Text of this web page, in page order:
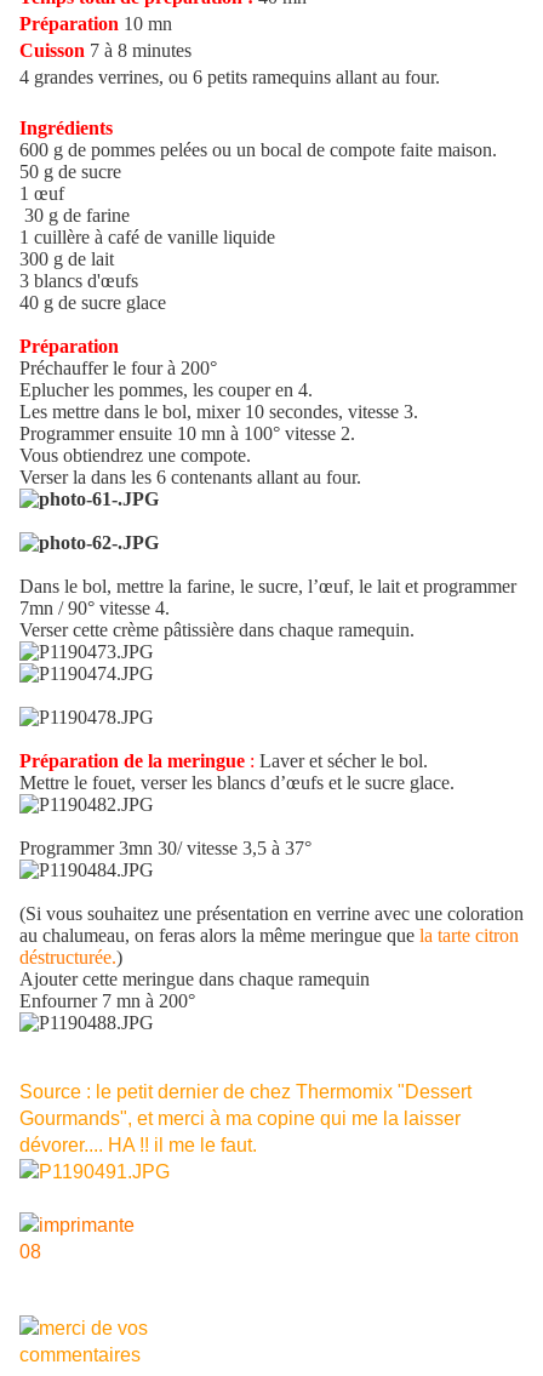
Préparation 10 mn
Cuisson 7 à 8 minutes
4 grandes verrines, ou 6 petits ramequins allant au four.
Ingrédients
600 g de pommes pelées ou un bocal de compote faite maison.
50 g de sucre
1 œuf
30 g de farine
1 cuillère à café de vanille liquide
300 g de lait
3 blancs d'œufs
40 g de sucre glace
Préparation
Préchauffer le four à 200°
Eplucher les pommes, les couper en 4.
Les mettre dans le bol, mixer 10 secondes, vitesse 3.
Programmer ensuite 10 mn à 100° vitesse 2.
Vous obtiendrez une compote.
Verser la dans les 6 contenants allant au four.
Dans le bol, mettre la farine, le sucre, l’œuf, le lait et programmer
7mn / 90° vitesse 4.
Verser cette crème pâtissière dans chaque ramequin.
Préparation de la meringue : Laver et sécher le bol.
Mettre le fouet, verser les blancs d’œufs et le sucre glace.
Programmer 3mn 30/ vitesse 3,5 à 37°
(Si vous souhaitez une présentation en verrine avec une coloration
au chalumeau, on feras alors la même meringue que la tarte citron
déstructurée.)
Ajouter cette meringue dans chaque ramequin
Enfourner 7 mn à 200°
Source : le petit dernier de chez Thermomix "Dessert
Gourmands", et merci à ma copine qui me la laisser
dévorer.... HA !! il me le faut.